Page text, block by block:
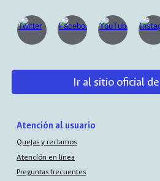
Ir al sitio oficial
Atención al usuario
Quejas y reclamos
Atención en línea
Preguntas frecuentes